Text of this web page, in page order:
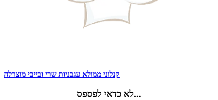
קנלוני ממולא עגבניות שרי ובייבי מוצרלה
לא כדאי לפספס...